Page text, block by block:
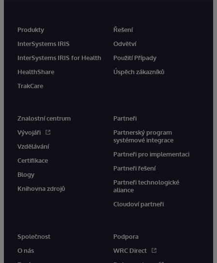
Produkty
InterSystems IRIS
InterSystems IRIS for Health
HealthShare
TrakCare
Řešení
Odvětví
Použití Případy
Úspěch zákazníků
Znalostní centrum
Vývojáři
Vzdělávání
Certifikace
Blogy
Knihovna zdrojů
Partneři
Partnerský program
systémové integrace
Partneři pro implementaci
Partneři řešení
Partneři technologické
aliance
Cloudoví partneři
Společnost
O nás
Podpora
WRC Direct